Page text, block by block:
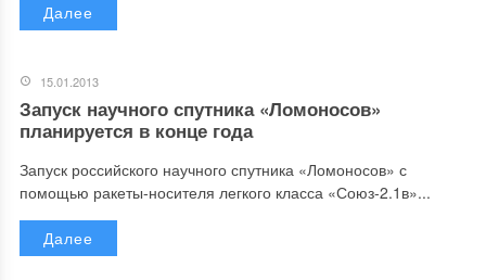
Далее
15.01.2013
Запуск научного спутника «Ломоносов»
планируется в конце года
Запуск российского научного спутника «Ломоносов» с
помощью ракеты-носителя легкого класса «Союз-2.1в»...
Далее